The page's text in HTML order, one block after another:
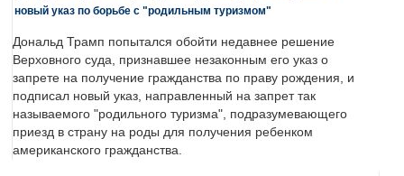
новый указ по борьбе с "родильным туризмом"
Дональд Трамп попытался обойти недавнее решение
Верховного суда, признавшее незаконным его указ о
запрете на получение гражданства по праву рождения, и
подписал новый указ, направленный на запрет так
называемого "родильного туризма", подразумевающего
приезд в страну на роды для получения ребенком
американского гражданства.